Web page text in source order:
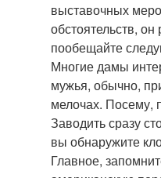
выставочных
обстоятельств,
пообещайте
Многие дамы
мужья, обычно,
мелочах. Посему,
Заводить сразу
вы обнаружите
Главное,